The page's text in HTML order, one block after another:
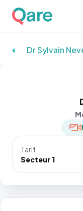
Dr Sylvain
Tarif
Secteur 1